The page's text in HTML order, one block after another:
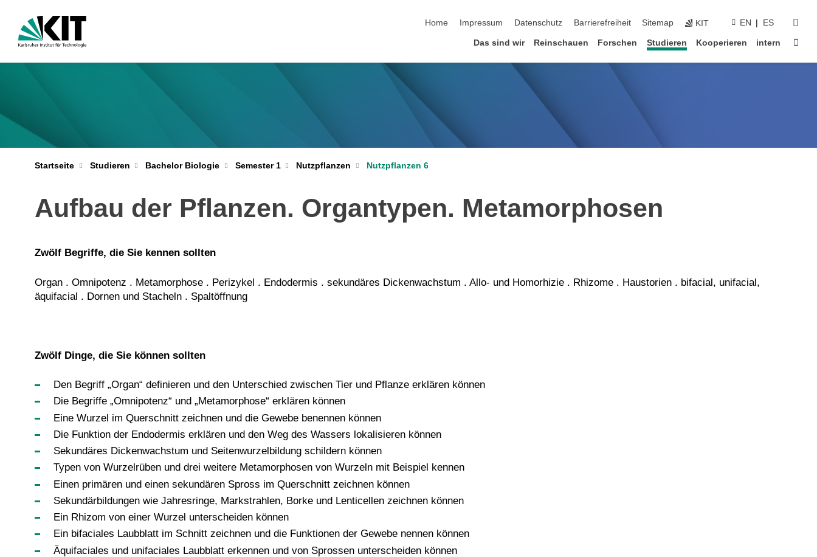
Home
Impressum Datenschutz Barrierefreiheit Sitemap KIT EN ES
Das sind wir Reinschauen Forschen Studieren Kooperieren intern
Startseite Studieren Bachelor Biologie Semester 1 Nutzpflanzen Nutzpflanzen 6
Aufbau der Pflanzen. Organtypen. Metamorphosen
Zwölf Begriffe, die Sie kennen sollten
Organ . Omnipotenz . Metamorphose . Perizykel . Endodermis . sekundäres Dickenwachstum . Allo- und Homorhizie . Rhizome . Haustorien . bifacial, unifacial,
äquifacial . Dornen und Stacheln . Spaltöffnung
Zwölf Dinge, die Sie können sollten
Den Begriff „Organ“ definieren und den Unterschied zwischen Tier und Pflanze erklären können
Die Begriffe „Omnipotenz“ und „Metamorphose“ erklären können
Eine Wurzel im Querschnitt zeichnen und die Gewebe benennen können
Die Funktion der Endodermis erklären und den Weg des Wassers lokalisieren können
Sekundäres Dickenwachstum und Seitenwurzelbildung schildern können
Typen von Wurzelrüben und drei weitere Metamorphosen von Wurzeln mit Beispiel kennen
Einen primären und einen sekundären Spross im Querschnitt zeichnen können
Sekundärbildungen wie Jahresringe, Markstrahlen, Borke und Lenticellen zeichnen können
Ein Rhizom von einer Wurzel unterscheiden können
Ein bifaciales Laubblatt im Schnitt zeichnen und die Funktionen der Gewebe nennen können
Äquifaciales und unifaciales Laubblatt erkennen und von Sprossen unterscheiden können